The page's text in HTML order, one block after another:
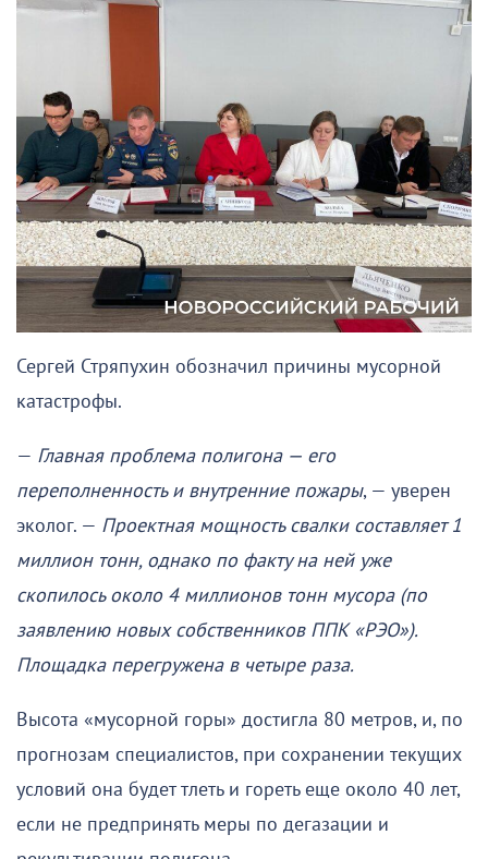
Сергей Стряпухин обозначил причины мусорной
катастрофы.
— Главная проблема полигона — его
переполненность и внутренние пожары, — уверен
эколог. — Проектная мощность свалки составляет 1
миллион тонн, однако по факту на ней уже
скопилось около 4 миллионов тонн мусора (по
заявлению новых собственников ППК «РЭО»).
Площадка перегружена в четыре раза.
Высота «мусорной горы» достигла 80 метров, и, по
прогнозам специалистов, при сохранении текущих
условий она будет тлеть и гореть еще около 40 лет,
если не предпринять меры по дегазации и